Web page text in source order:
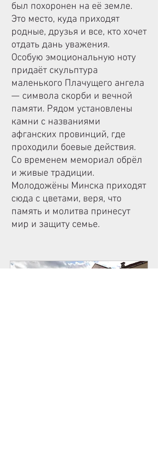
был похоронен на её земле.
Это место, куда приходят
родные, друзья и все, кто хочет
отдать дань уважения.
Особую эмоциональную ноту
придаёт скульптура
маленького Плачущего ангела
— символа скорби и вечной
памяти. Рядом установлены
камни с названиями
афганских провинций, где
проходили боевые действия.
Со временем мемориал обрёл
и живые традиции.
Молодожёны Минска приходят
сюда с цветами, веря, что
память и молитва принесут
мир и защиту семье.